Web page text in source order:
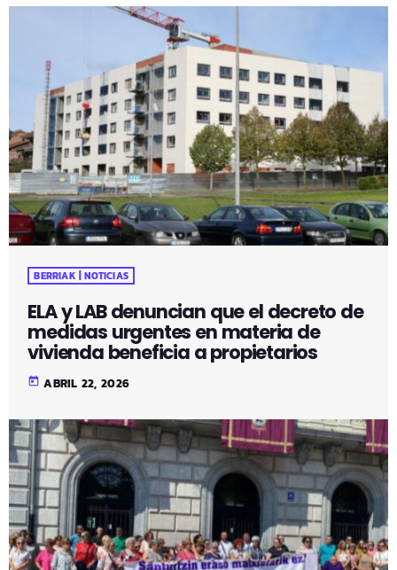
BERRIAK | NOTICIAS
ELA y LAB denuncian que el decreto de
medidas urgentes en materia de
vivienda beneficia a propietarios
today ABRIL 22, 2026